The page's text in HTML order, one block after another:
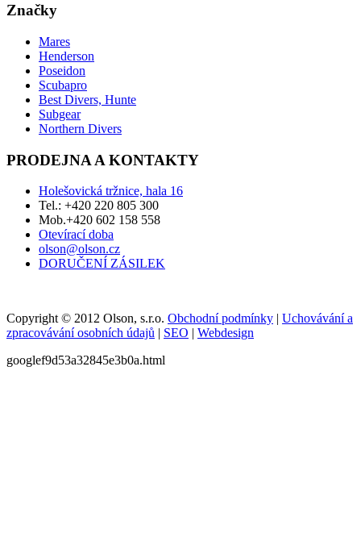
Značky
Mares
Henderson
Poseidon
Scubapro
Best Divers, Hunte
Subgear
Northern Divers
PRODEJNA A KONTAKTY
Holešovická tržnice, hala 16
Tel.: +420 220 805 300
Mob.+420 602 158 558
Otevírací doba
olson@olson.cz
DORUČENÍ ZÁSILEK
Copyright © 2012 Olson, s.r.o. Obchodní podmínky | Uchovávání a
zpracovávání osobních údajů | SEO | Webdesign
googlef9d53a32845e3b0a.html